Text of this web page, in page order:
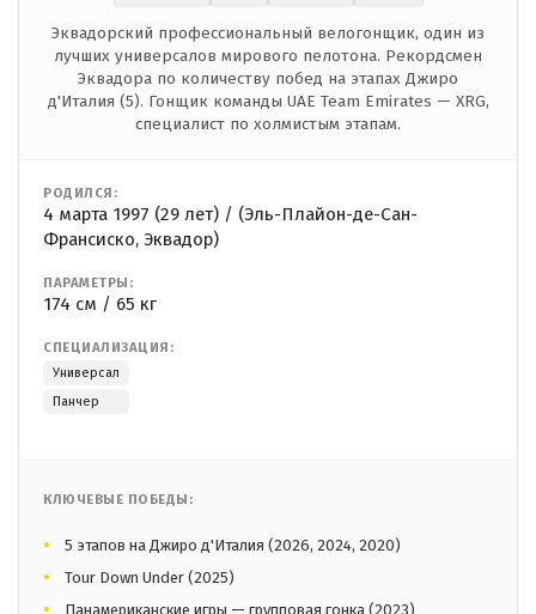
Эквадорский профессиональный велогонщик, один из
лучших универсалов мирового пелотона. Рекордсмен
Эквадора по количеству побед на этапах Джиро
д'Италия (5). Гонщик команды UAE Team Emirates — XRG,
специалист по холмистым этапам.
РОДИЛСЯ:
4 марта 1997 (29 лет) / (Эль-Плайон-де-Сан-
Франсиско, Эквадор)
ПАРАМЕТРЫ:
174 см / 65 кг
СПЕЦИАЛИЗАЦИЯ:
Универсал
Панчер
КЛЮЧЕВЫЕ ПОБЕДЫ:
5 этапов на Джиро д'Италия (2026, 2024, 2020)
Tour Down Under (2025)
Панамериканские игры — групповая гонка (2023)